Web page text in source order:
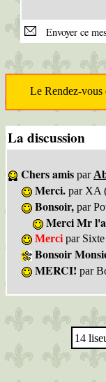
Envoyer ce
Le Rendez-vous
La discussion
Chers amis par
Merci. par XA
Bonsoir, par
Merci Mr
Merci par
Bonsoir
MERCI! par
14